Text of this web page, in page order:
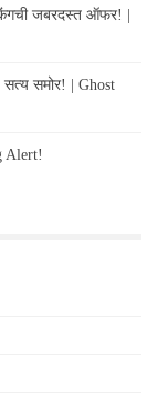
जबरदस्त ऑफर! |
सत्य समोर! | Ghost
Alert!